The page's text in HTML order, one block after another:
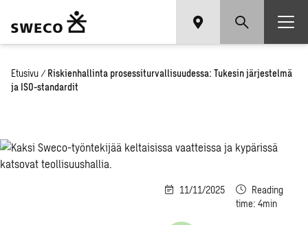
Etusivu / Riskienhallinta prosessiturvallisuudessa: Tukesin järjestelmä
ja ISO-standardit
11/11/2025
Reading
time: 4min